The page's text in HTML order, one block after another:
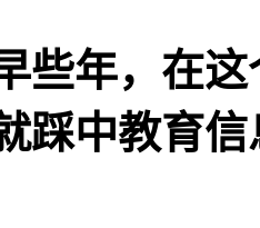
些年，在
踩中教育